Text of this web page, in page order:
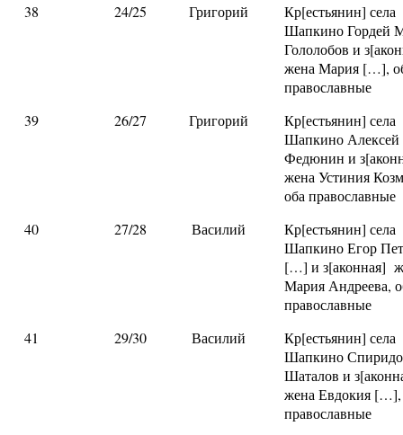
38
24/25 Григорий
Кр[естьянин] села
Шапкино Гордей
Гололобов и
жена Мария […],
православные
39
26/27 Григорий
Кр[естьянин] села
Шапкино
Федюнин и
жена Устиния
оба православные
40
27/28 Василий
Кр[естьянин] села
Шапкино Егор
[…] и з[аконная]
Мария Андреева,
православные
41
29/30 Василий
Кр[естьянин] села
Шапкино
Шаталов и
жена Евдокия […],
православные